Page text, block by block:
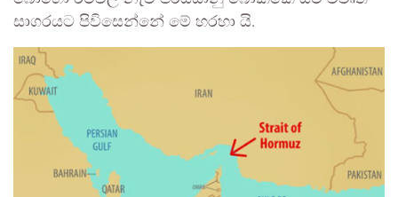
සාගරයට පිවිසෙන්නේ මේ හරහා යි.